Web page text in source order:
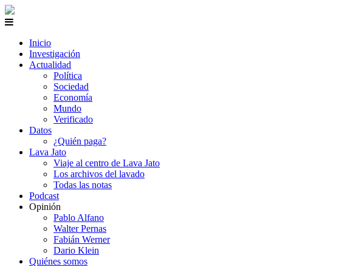
Inicio
Investigación
Actualidad
Política
Sociedad
Economía
Mundo
Verificado
Datos
¿Quién paga?
Lava Jato
Viaje al centro de Lava Jato
Los archivos del lavado
Todas las notas
Podcast
Opinión
Pablo Alfano
Walter Pernas
Fabián Werner
Dario Klein
Quiénes somos